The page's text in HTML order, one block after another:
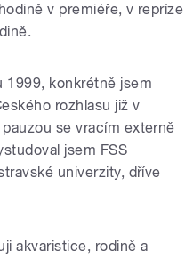
v premiéře, v repríze
1999, konkrétně jsem
rozhlasu již v
se vracím externě
jsem FSS
univerzity, dříve
akvaristice, rodině a